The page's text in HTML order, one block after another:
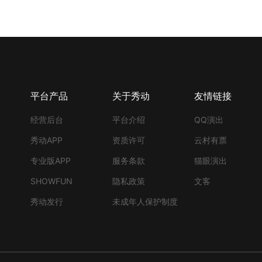
平台产品
经营后台
秀动APP
专业版APP
SHOWFUN
秀动发行
关于秀动
平台介绍
资质许可
服务条款
隐私政策
未成年人保护制度
友情链接
QQ演出
云村有票
猫眼演出
文客